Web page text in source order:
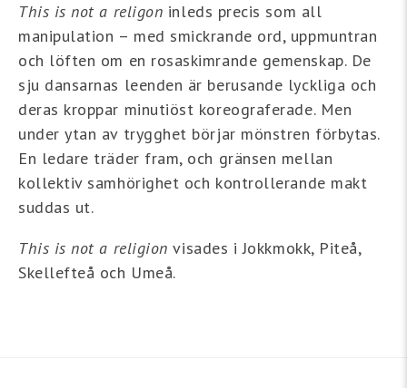
This is not a religon inleds precis som all
manipulation – med smickrande ord, uppmuntran
och löften om en rosaskimrande gemenskap. De
sju dansarnas leenden är berusande lyckliga och
deras kroppar minutiöst koreograferade. Men
under ytan av trygghet börjar mönstren förbytas.
En ledare träder fram, och gränsen mellan
kollektiv samhörighet och kontrollerande makt
suddas ut.
This is not a religionvisades i Jokkmokk, Piteå,
Skellefteå och Umeå.